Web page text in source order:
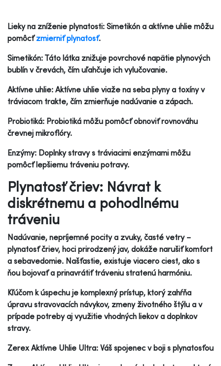
Lieky na zníženie plynatosti: Simetikón a aktívne uhlie môžu
pomôcťzmierniť plynatosť.
Simetikón: Táto látka znižuje povrchové napätie plynových
bublín v črevách, čím uľahčuje ich vylučovanie.
Aktívne uhlie: Aktívne uhlie viaže na seba plyny a toxíny v
tráviacom trakte, čím zmierňuje nadúvanie a zápach.
Probiotiká: Probiotiká môžu pomôcť obnoviť rovnováhu
črevnej mikroflóry.
Enzýmy: Doplnky stravy s tráviacimi enzýmami môžu
pomôcť lepšiemu tráveniu potravy.
Plynatosť čriev: Návrat k
diskrétnemu a pohodlnému
tráveniu
Nadúvanie, nepríjemné pocity a zvuky, časté vetry –
plynatosť čriev, hoci prirodzený jav, dokáže narušiť komfort
a sebavedomie. Našťastie, existuje viacero ciest, ako s
ňou bojovať a prinavrátiť tráveniu stratenú harmóniu.
Kľúčom k úspechu je komplexný prístup, ktorý zahŕňa
úpravu stravovacích návykov, zmeny životného štýlu a v
prípade potreby aj využitie vhodných liekov a doplnkov
stravy.
Zerex Aktívne Uhlie Ultra: Váš spojenec v boji s plynatosťou